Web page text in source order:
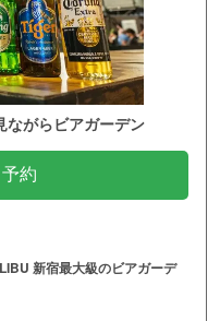
ながらビアガーデン
約
新宿最大級のビアガーデ